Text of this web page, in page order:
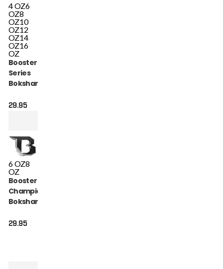
4 OZ6
OZ8
OZ10
OZ12
OZ14
OZ16
OZ
Booster Alpha
Series
Bokshandschoenen
BLACK)
29.95
6 OZ8
OZ
Booster BT
Champion Pink
Bokshandschoenen
29.95